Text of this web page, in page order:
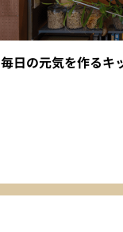
毎日の元気を作るキ